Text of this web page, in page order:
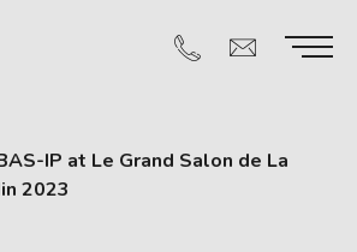
IP at Le Grand Salon de La
2023